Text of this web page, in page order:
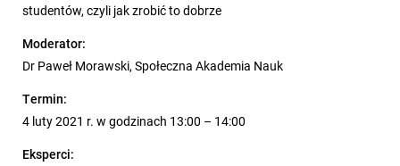
studentów, czyli jak zrobić to dobrze
Moderator:
Dr Paweł Morawski, Społeczna Akademia Nauk
Termin:
4 luty 2021 r. w godzinach 13:00 – 14:00
Eksperci: